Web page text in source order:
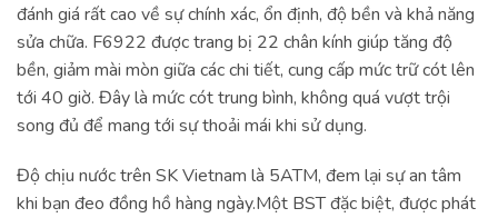
đánh giá rất cao về sự chính xác, ổn định, độ bền và khả năng
sửa chữa. F6922 được trang bị 22 chân kính giúp tăng độ
bền, giảm mài mòn giữa các chi tiết, cung cấp mức trữ cót lên
tới 40 giờ. Đây là mức cót trung bình, không quá vượt trội
song đủ để mang tới sự thoải mái khi sử dụng.
Độ chịu nước trên SK Vietnam là 5ATM, đem lại sự an tâm
khi bạn đeo đồng hồ hàng ngày.Một BST đặc biệt, được phát